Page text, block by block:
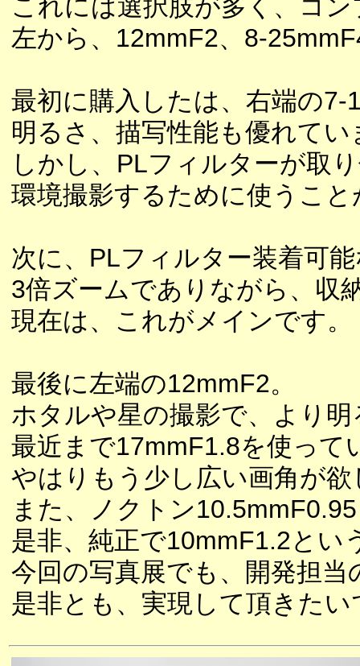
これには選択肢が多く、コ
左から、12mmF2、8-
最初に購入したは、右端の7-
明るさ、描写性能も優れてい
しかし、PLフィルターが取
環境撮影するために使うこ
次に、PLフィルター装着可
3倍ズームでありながら、収
現在は、これがメインです。
最後に左端の12mmF2。
ホタルや星の撮影で、より
最近まで17mmF1.8を使って
やはりもう少し広い画角が
また、ノクトン
是非、純正で10mmF1.2とい
今回の写真展でも、開発担
是非とも、実現して頂きたい